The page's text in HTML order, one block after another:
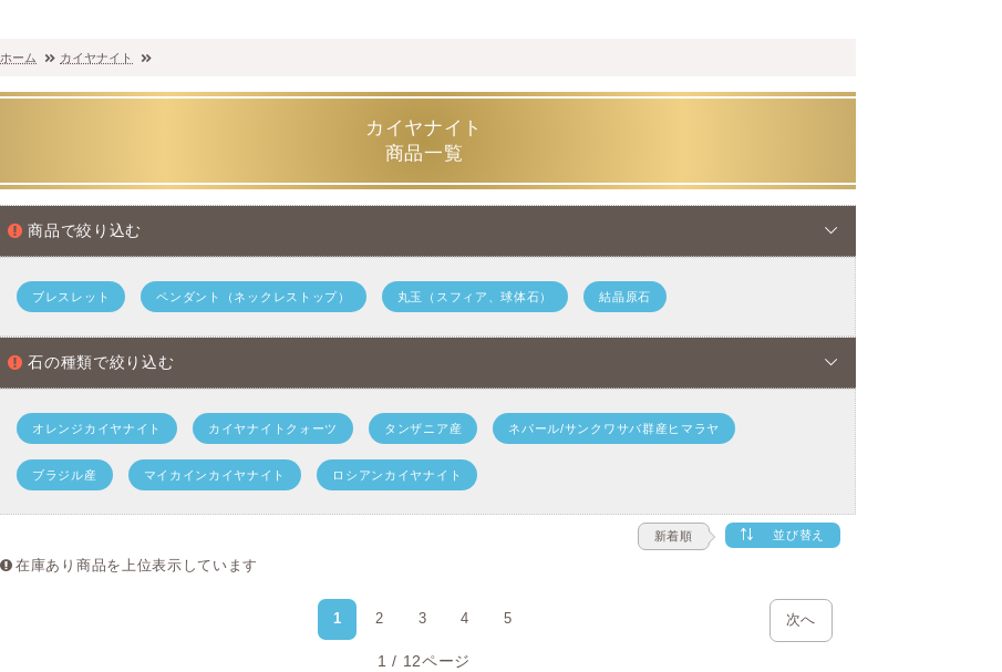
： トラウマからの解放・失敗・挫折・人間関係・逆境を跳ね返す・成功運・受験
のお守り
大いなる内なるものとのコンタクトを促し、自己の内部に潜む真実の声と目前にある現実との橋渡しをし
肉体と精神、感情のバランスを保ち、直観力、洞察力を高めて霊性を養い、創造力、表現力を豊かに保つ
よう導く力があると伝承されています。
人に左右されたり、流されたくない人、同じ失敗を繰り返したくない人などにも、良い作用がある密かな
カイヤナイトの浄化方法
セージ燻浄、クリスタル、日光浴、月光浴などがおすすめです。
ホーム カイヤナイト
カイヤナイト
商品一覧
商品で絞り込む
ブレスレット ペンダント（ネックレストップ） 丸玉（スフィア、球体石） 結晶原石
石の種類で絞り込む
オレンジカイヤナイト カイヤナイトクォーツ タンザニア産 ネパール/サンクワサバ群産ヒマラヤ
ブラジル産 マイカインカイヤナイト ロシアンカイヤナイト
新着順 並び替え
在庫あり商品を上位表示しています
1 2 3 4 5 次へ
1 / 12ページ